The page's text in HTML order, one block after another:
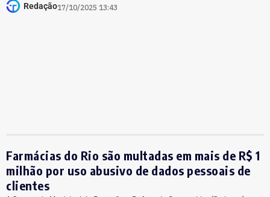
Redação17/10/2025 13:43
Farmácias do Rio são multadas em mais de R$ 1
milhão por uso abusivo de dados pessoais de
clientes